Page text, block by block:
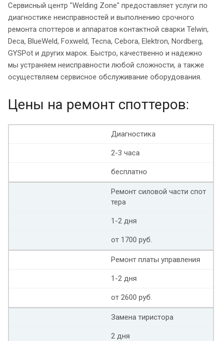
Сервисный центр "Welding Zone" предоставляет услуги по
диагностике неисправностей и выполнению срочного
ремонта споттеров и аппаратов контактной сварки Telwin,
Deca, BlueWeld, Foxweld, Tecna, Cebora, Elektron, Nordberg,
GYSPot и других марок. Быстро, качественно и надежно
мы устраняем неисправности любой сложности, а также
осуществляем сервисное обслуживание оборудования.
Цены на ремонт споттеров:
Диагностика
2-3 часа
бесплатно
Ремонт силовой части спот
тера
1-2 дня
от 1700 руб.
Ремонт платы управления
1-2 дня
от 2600 руб.
Замена тиристора
2 дня